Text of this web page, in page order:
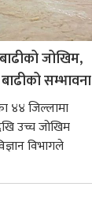
जोखिम,
सम्भावना
४४ जिल्लामा
उच्च जोखिम
विभागले